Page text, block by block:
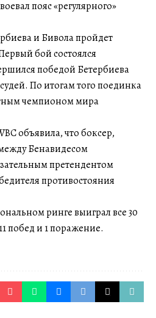
пояс «регулярного»
и Бивола пройдет
бой состоялся
победой Бетербиева
По итогам того поединка
чемпионом мира
объявила, что боксер,
Бенавидесом
претендентом
противостояния
ринге выиграл все 30
побед и 1 поражение.